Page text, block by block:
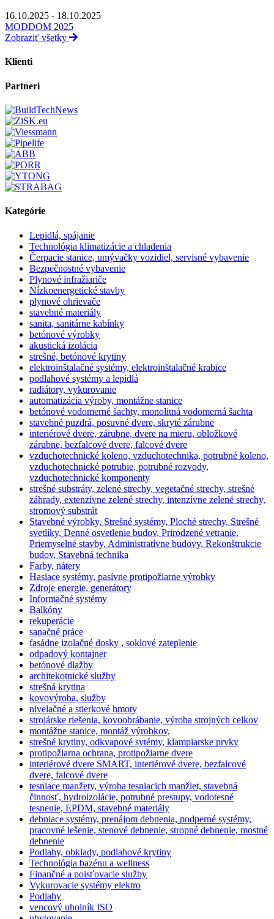
16.10.2025 - 18.10.2025
MODDOM 2025
Zobraziť všetky
Klienti
Partneri
Kategórie
Lepidlá, spájanie
Technológia klimatizácie a chladenia
Čerpacie stanice, umývačky vozidiel, servisné vybavenie
Bezpečnostné vybavenie
Plynové infražiariče
Nízkoenergetické stavby
plynové ohrievače
stavebné materiály
sanita, sanitárne kabínky
betónové výrobky
akustická izolácia
strešné, betónové krytiny
elektroinštalačné systémy, elektroinštalačné krabice
podlahové systémy a lepidlá
radiátory, vykurovanie
automatizácia výroby, montážne stanice
betónové vodomerné šachty, monolitná vodomerná šachta
stavebné puzdrá, posuvné dvere, skryté zárubne
interiérové dvere, zárubne, dvere na mieru, obložkové
zárubne, bezfalcové dvere, falcové dvere
vzduchotechnické koleno, vzduchotechnika, potrubné koleno,
vzduchotechnické potrubie, potrubné rozvody,
vzduchotechnické komponenty
strešné substráty, zelené strechy, vegetačné strechy, strešné
záhrady, extenzívne zelené strechy, intenzívne zelené strechy,
stromový substrát
Stavebné výrobky, Strešné systémy, Ploché strechy, Strešné
svetlíky, Denné osvetlenie budov, Prirodzené vetranie,
Priemyselné stavby, Administratívne budovy, Rekonštrukcie
budov, Stavebná technika
Farby, nátery
Hasiace systémy, pasívne protipožiarne výrobky
Zdroje energie, generátory
Informačné systémy
Balkóny
rekuperácie
sanačné práce
fasádne izolačné dosky , soklové zateplenie
odpadový kontajner
betónové dlažby
architekotnické služby
strešná krytina
kovovýroba, služby
nivelačné a stierkové hmoty
strojárske riešenia, kovoobrábanie, výroba strojných celkov
montážne stanice, montáž výrobkov,
strešné krytiny, odkvapové sytémy, klampiarske prvky
protipožiarna ochrana, protipožiarne dvere
interiérové dvere SMART, interiérové dvere, bezfalcové
dvere, falcové dvere
tesniace manžety, výroba tesniacich manžiet, stavebná
činnosť, hydroizolácie, potrubné prestupy, vodotesné
tesnenie, EPDM, stavebné materiály
debniace systémy, prenájom debnenia, podperné systémy,
pracovné lešenie, stenové debnenie, stropné debnenie, mostné
debnenie
Podlahy, obklady, podlahové krytiny
Technológia bazénu a wellness
Finančné a poisťovacie služby
Vykurovacie systémy elektro
Podlahy
vencový uholník ISO